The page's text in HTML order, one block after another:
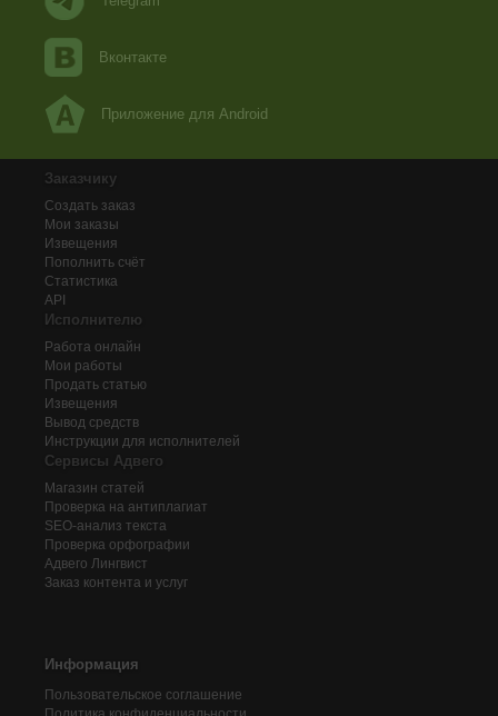
Вконтакте
Приложение для Android
Заказчику
Создать заказ
Мои заказы
Извещения
Пополнить счёт
Статистика
API
Исполнителю
Работа онлайн
Мои работы
Продать статью
Извещения
Вывод средств
Инструкции для исполнителей
Сервисы Адвего
Магазин статей
Проверка на антиплагиат
SEO-анализ текста
Проверка орфографии
Адвего Лингвист
Заказ контента и услуг
Информация
Пользовательское соглашение